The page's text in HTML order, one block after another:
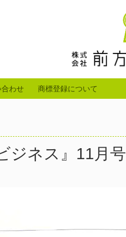
わせ 商標登録について
ジネス』11月号